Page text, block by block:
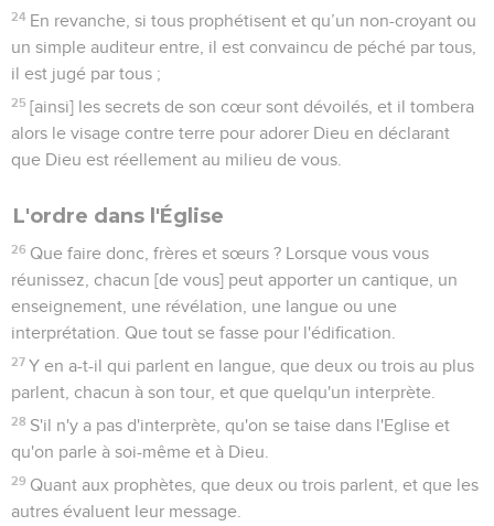
24 En revanche, si tous prophétisent et qu’un non-croyant ou
un simple auditeur entre, il est convaincu de péché par tous,
il est jugé par tous ;
25 [ainsi] les secrets de son cœur sont dévoilés, et il tombera
alors le visage contre terre pour adorer Dieu en déclarant
que Dieu est réellement au milieu de vous.
L'ordre dans l'Église
26 Que faire donc, frères et sœurs ? Lorsque vous vous
réunissez, chacun [de vous] peut apporter un cantique, un
enseignement, une révélation, une langue ou une
interprétation. Que tout se fasse pour l'édification.
27 Y en a-t-il qui parlent en langue, que deux ou trois au plus
parlent, chacun à son tour, et que quelqu'un interprète.
28 S'il n'y a pas d'interprète, qu'on se taise dans l'Eglise et
qu'on parle à soi-même et à Dieu.
29 Quant aux prophètes, que deux ou trois parlent, et que les
autres évaluent leur message.